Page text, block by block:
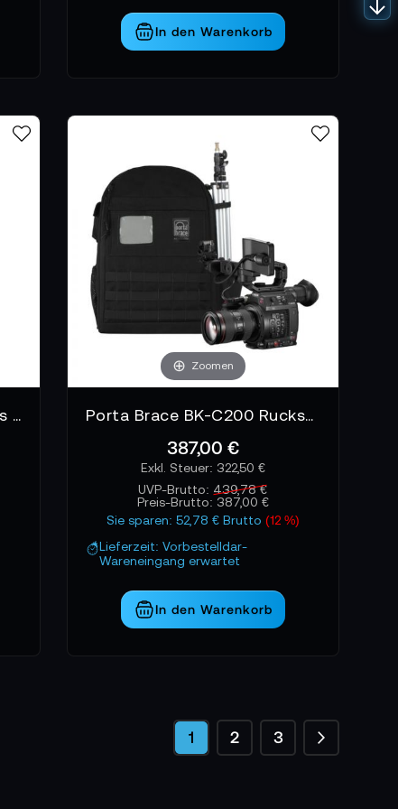
In den Warenkorb
Orca Video And Accessories Backpack
Zoomen
Porta Brace BK-C200 Rucksack
387,00 €
322,50 €
UVP-Brutto: 439,78 €
Preis-Brutto: 387,00 €
Sie sparen: 52,78 € Brutto (12 %)
Lieferzeit: Vorbestelldar-
Wareneingang erwartet
In den Warenkorb
SeiteSie lesen gerade die Seite
1 Seite
2 Seite
3